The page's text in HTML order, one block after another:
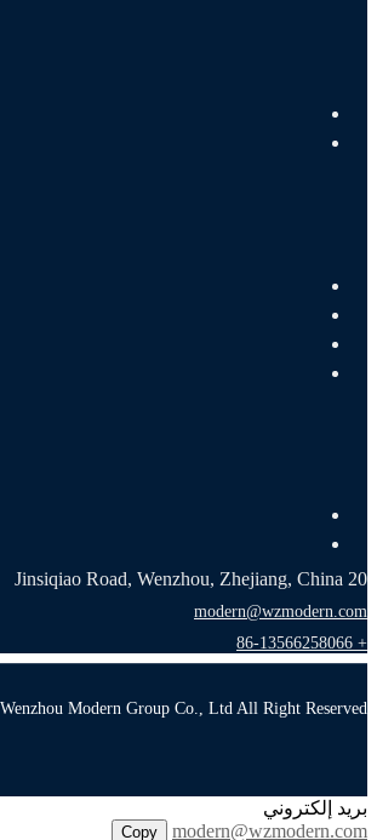
20 Jinsiqiao Road, Wenzhou, Zhejiang, China
modern@wzmodern.com
+ 86-13566258066
Modern Group Co., Ltd All Right Reserved
بريد إلكتروني
modern@wzmodern.com
Copy